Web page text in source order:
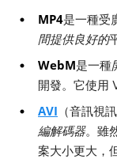
MP4是一種受
間提供良好的
WebM是一種
開發。它使用
AVI （音訊視
編解碼器。雖
案大小更大，